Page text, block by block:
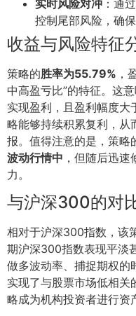
实时风险对冲 ：通
控制尾部风险，确
收益与风险特征
策略的胜率为55.79% ，
中高盈亏比”的特征。这
实现盈利，且盈利幅度大
略能够持续积累复利，从
报。值得注意的是，策略
波动行情中 ，但随后迅
力。
与沪深300的对
相对于沪深300指数，该
期沪深300指数表现平淡
做多波动率、捕捉期权的
实现了与股票市场低相关
略成为机构投资者进行资